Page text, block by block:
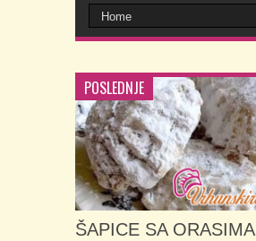
POSLEDNJE
ŠAPICE SA ORASIMA